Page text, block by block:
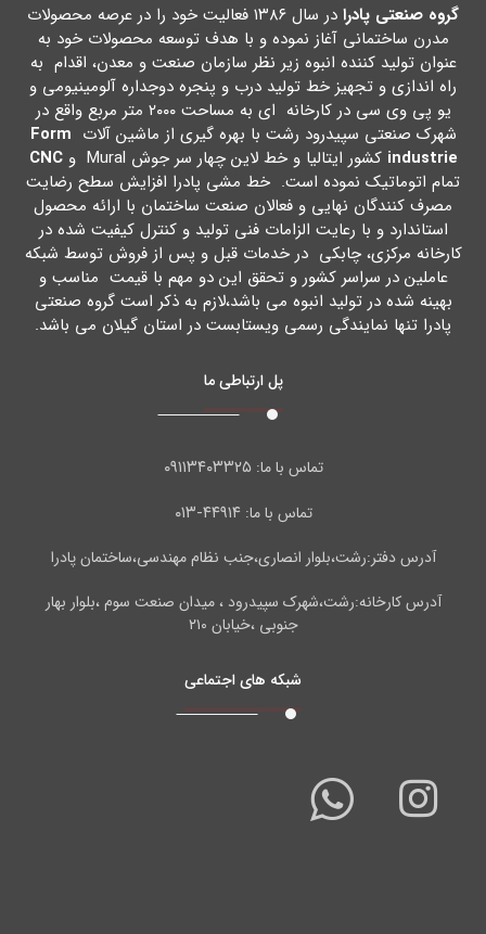
گروه صنعتی پادرا
در سال ۱۳۸۶ فعالیت خود را در عرصه محصولات
مدرن ساختمانی آغاز نموده و با هدف توسعه محصولات خود به
عنوان تولید کننده انبوه زیر نظر سازمان صنعت و معدن، اقدام به
راه اندازي و تجهیز خط تولید درب و پنجره دوجداره آلومینیومی و
یو پی وي سی در کارخانه اي به مساحت ۲۰۰۰ متر مربع واقع در
شهرك صنعتی سپیدرود رشت با بهره گیري از ماشین آلات Form
industrie کشور ایتالیا و خط لاین چهار سر جوش Mural و
CNC
تمام اتوماتیک نموده است. خط مشی پادرا افزایش سطح رضایت
مصرف کنندگان نهایی و فعالان صنعت ساختمان با ارائه محصول
استاندارد و با رعایت الزامات فنی تولید و کنترل کیفیت شده در
کارخانه مرکزي، چابکی در خدمات قبل و پس از فروش توسط شبکه
عاملین در سراسر کشور و تحقق این دو مهم با قیمت مناسب و
بهینه شده در تولید انبوه می باشد،لازم به ذکر است گروه صنعتی
پادرا تنها نمایندگی رسمی ویستابست در استان گیلان می باشد.
پل ارتباطی ما
تماس با ما:۰۹۱۱۳۴۰۳۳۲۵
تماس با ما: ۴۴۹۱۴-۰۱۳
آدرس دفتر:رشت،بلوار انصاری،جنب نظام مهندسی،ساختمان پادرا
آدرس کارخانه:رشت،شهرک سپیدرود ، میدان صنعت سوم ،بلوار بهار
جنوبی ،خیابان ۲۱۰
شبکه های اجتماعی